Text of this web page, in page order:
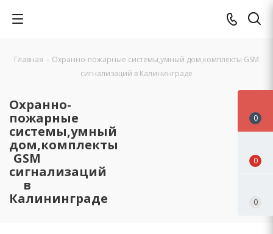
Главная - Охранно-пожарные системы,умный дом,комплекты GSM
сигнализаций в Калининграде
Охранно-
пожарные
системы,умный
дом,комплекты
GSM
сигнализаций
в
Калининграде
0
0
0